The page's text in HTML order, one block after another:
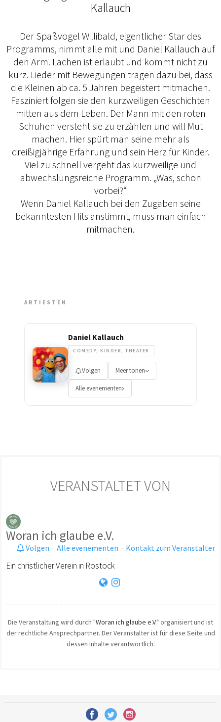
Kallauch
Der Spaßvogel Willibald, eigentlicher Star des
Programms, nimmt alle mit und Daniel Kallauch auf
den Arm. Lachen ist erlaubt und kommt nicht zu
kurz. Lieder mit Bewegungen tragen dazu bei, dass
die Kleinen ab ca. 5 Jahren begeistert mitmachen.
Fasziniert folgen sie den kurzweiligen Geschichten
mitten aus dem Leben. Der Mann mit den roten
Schuhen versteht sie zu erzählen und will Mut
machen. Hier spürt man seine mehr als
dreißigjährige Erfahrung und sein Herz für Kinder.
Viel zu schnell vergeht das kurzweilige und
abwechslungsreiche Programm. „Was, schon
vorbei?“
Wenn Daniel Kallauch bei den Zugaben seine
bekanntesten Hits anstimmt, muss man einfach
mitmachen.
ARTIESTEN
Daniel Kallauch
COMEDY, KINDER, THEATER
Volgen Meer tonen
Alle evenementen
VERANSTALTET VON
Woran ich glaube e.V.
Volgen · Alle evenementen · Kontakt zum Veranstalter
Ein christlicher Verein in Rostock
Die Veranstaltung wird durch "Woran ich glaube e.V." organisiert und ist
der rechtliche Ansprechpartner. Der Veranstalter ist für diese Seite und
dessen Inhalte verantwortlich.